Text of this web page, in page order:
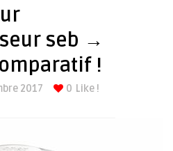
seb →
!
2017 0 Like !